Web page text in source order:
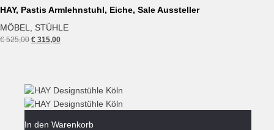
HAY, Pastis Armlehnstuhl, Eiche, Sale Aussteller
MÖBEL, STÜHLE
€525,00 Ursprünglicher
€ 315,00Aktueller
In den Warenkorb